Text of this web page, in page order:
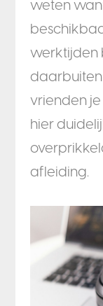
weten
werktijden
vrienden je
hier
afleiding.